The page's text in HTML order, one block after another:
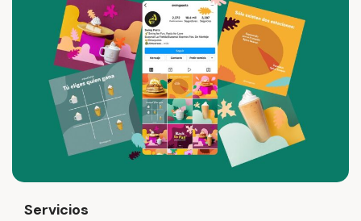
Servicios